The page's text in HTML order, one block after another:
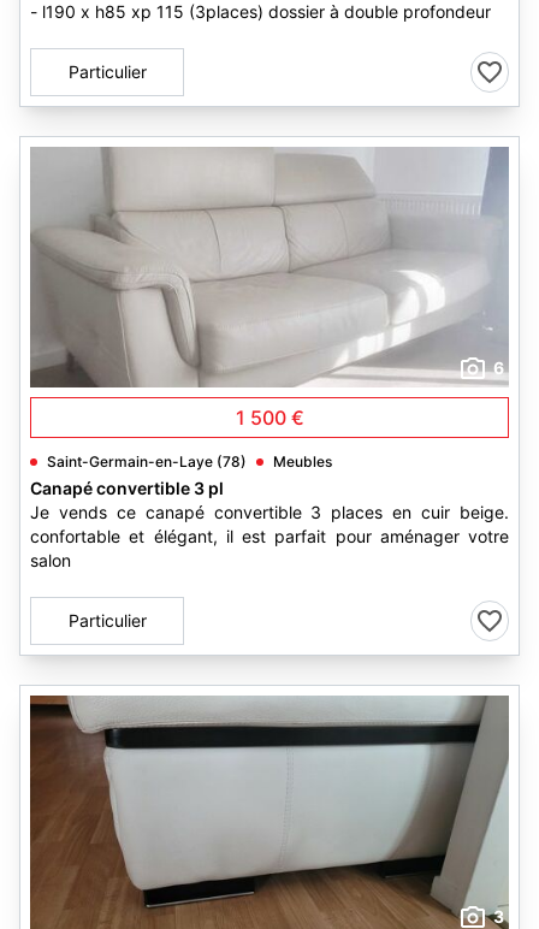
- l190 x h85 xp 115 (3places) dossier à double profondeur
Particulier
6
1 500 €
Saint-Germain-en-Laye (78) Meubles
Canapé convertible 3 pl
Je vends ce canapé convertible 3 places en cuir beige.
confortable et élégant, il est parfait pour aménager votre
salon
Particulier
3